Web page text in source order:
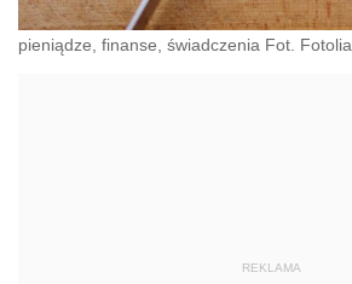
pieniądze, finanse, świadczenia Fot. Fotolia